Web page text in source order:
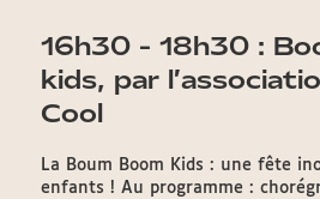
16h30 - 18h30 :
kids, par
Cool
La Boum Boom Kids : une fête
enfants ! Au programme :